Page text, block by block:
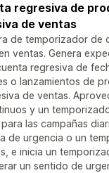
regresiva de
de ventas
de temporizador de
ventas. Genera
regresiva de
o lanzamientos de
de ventas.
y un
las campañas
de urgencia o un
e inicia un
un sentido de